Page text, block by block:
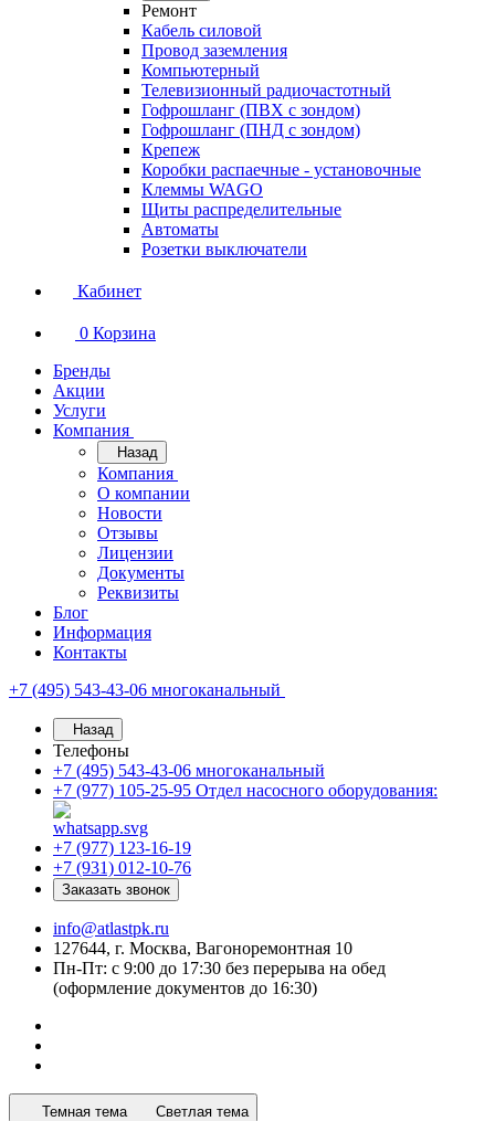
Ремонт
Кабель силовой
Провод заземления
Компьютерный
Телевизионный радиочастотный
Гофрошланг (ПВХ с зондом)
Гофрошланг (ПНД с зондом)
Крепеж
Коробки распаечные - установочные
Клеммы WAGO
Щиты распределительные
Автоматы
Розетки выключатели
Кабинет
0 Корзина
Бренды
Акции
Услуги
Компания
Назад
Компания
О компании
Новости
Отзывы
Лицензии
Документы
Реквизиты
Блог
Информация
Контакты
+7 (495) 543-43-06 многоканальный
Назад
Телефоны
+7 (495) 543-43-06 многоканальный
+7 (977) 105-25-95 Отдел насосного оборудования:
+7 (977) 123-16-19
+7 (931) 012-10-76
Заказать звонок
info@atlastpk.ru
127644, г. Москва, Вагоноремонтная 10
Пн-Пт: с 9:00 до 17:30 без перерыва на обед
(оформление документов до 16:30)
Темная тема Светлая тема